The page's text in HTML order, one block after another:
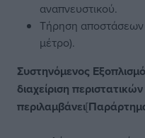
αναπνευστικού.
Τήρηση αποστάσεων
μέτρο).
Συστηνόμενος
διαχείριση περιστατικών
περιλαμβάνει[